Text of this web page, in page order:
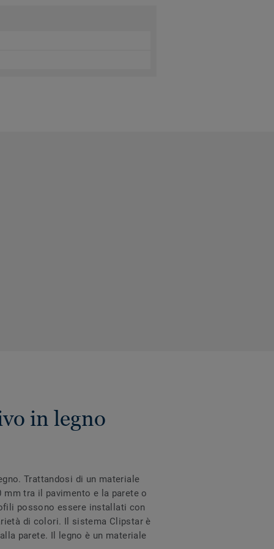
in legno
Trattandosi di un materiale
tra il pavimento e la parete o
possono essere installati con
di colori. Il sistema Clipstar è
parete. Il legno è un materiale